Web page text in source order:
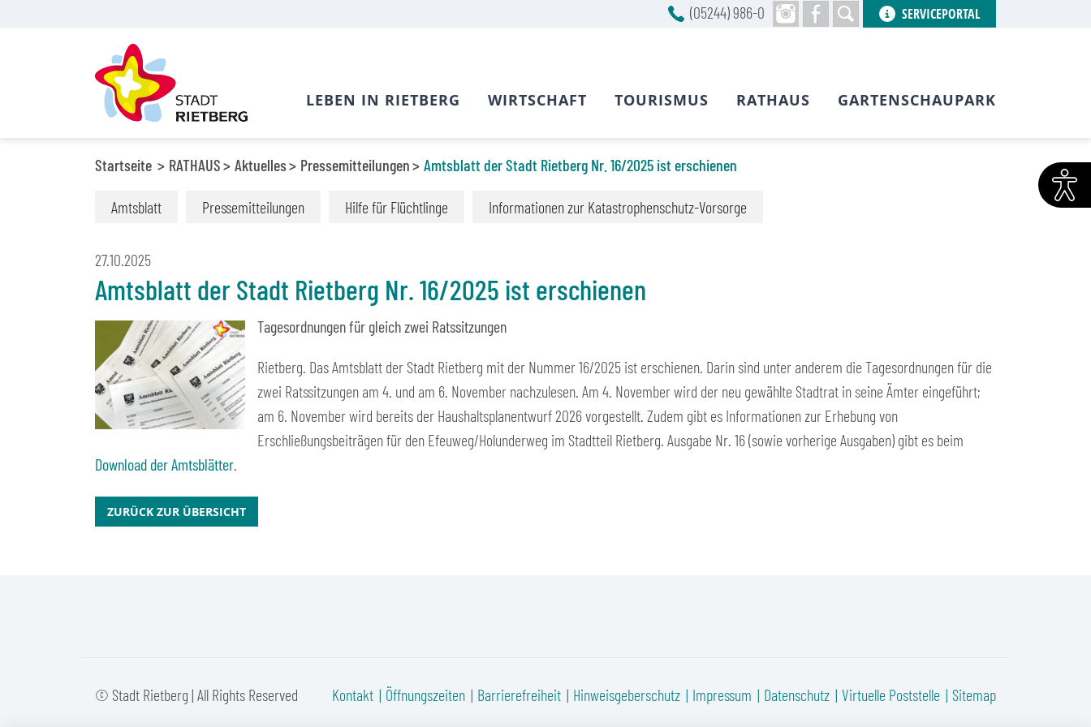
Startseite RATHAUS Aktuelles Pressemitteilungen Amtsblatt der Stadt Rietberg Nr. 16/2025 ist erschienen
Amtsblatt Pressemitteilungen Hilfe für Flüchtlinge Informationen zur Katastrophenschutz-Vorsorge
27.10.2025
Amtsblatt der Stadt Rietberg Nr. 16/2025 ist erschienen
Tagesordnungen für gleich zwei Ratssitzungen
Rietberg. Das Amtsblatt der Stadt Rietberg mit der Nummer 16/2025 ist erschienen. Darin sind unter anderem die Tagesordnungen für die
zwei Ratssitzungen am 4. und am 6. November nachzulesen. Am 4. November wird der neu gewählte Stadtrat in seine Ämter eingeführt;
am 6. November wird bereits der Haushaltsplanentwurf 2026 vorgestellt. Zudem gibt es Informationen zur Erhebung von
Erschließungsbeiträgen für den Efeuweg/Holunderweg im Stadtteil Rietberg. Ausgabe Nr. 16 (sowie vorherige Ausgaben) gibt es beim
Download der Amtsblätter.
ZURÜCK ZUR ÜBERSICHT
© Stadt Rietberg | All Rights Reserved Kontakt Öffnungszeiten Barrierefreiheit Hinweisgeberschutz Impressum Datenschutz Virtuelle Poststelle Sitemap
(05244) 986-0 SERVICEPORTAL
LEBEN IN RIETBERG WIRTSCHAFT TOURISMUS RATHAUS GARTENSCHAUPARK